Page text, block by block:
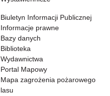
Biuletyn Informacji Publicznej
Informacje prawne
Bazy danych
Biblioteka
Wydawnictwa
Portal Mapowy
Mapa zagrożenia pożarowego
lasu